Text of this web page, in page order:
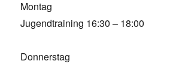
Montag
Jugendtraining 16:30 – 18:00
Donnerstag